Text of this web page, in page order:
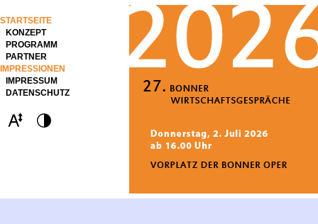
STARTSEITE
KONZEPT
PROGRAMM
PARTNER
IMPRESSIONEN
IMPRESSUM
DATENSCHUTZ